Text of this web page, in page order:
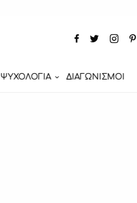
ΨΥΧΟΛΟΓΙΑ ΔΙΑΓΩΝΙΣΜΟΙ